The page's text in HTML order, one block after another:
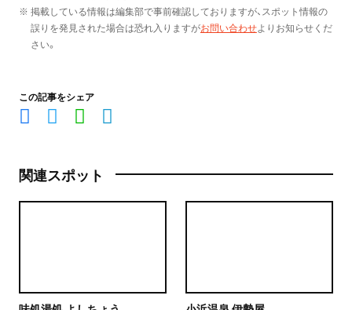
※ 掲載している情報は編集部で事前確認しておりますが、スポット情報の
誤りを発見された場合は恐れ入りますがお問い合わせよりお知らせくだ
さい。
この記事をシェア
関連スポット